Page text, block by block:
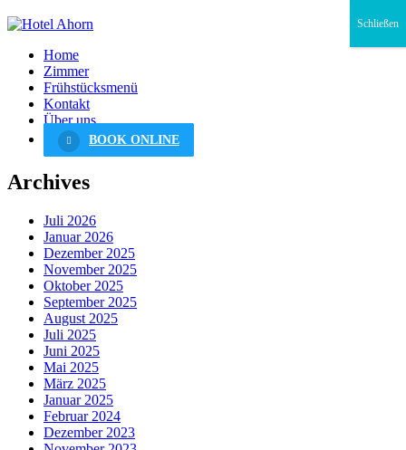
Home
Zimmer
Frühstücksmenü
Kontakt
Über uns
BOOK ONLINE
Archives
Juli 2026
Januar 2026
Dezember 2025
November 2025
Oktober 2025
September 2025
August 2025
Juli 2025
Juni 2025
Mai 2025
März 2025
Januar 2025
Februar 2024
Dezember 2023
Schließen